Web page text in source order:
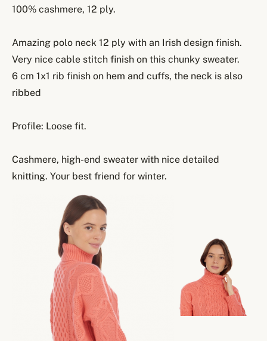
100% cashmere, 12 ply.
Amazing polo neck 12 ply with an Irish design finish.
Very nice cable stitch finish on this chunky sweater.
6 cm 1x1 rib finish on hem and cuffs, the neck is also
ribbed
Profile: Loose fit.
Cashmere, high-end sweater with nice detailed
knitting. Your best friend for winter.